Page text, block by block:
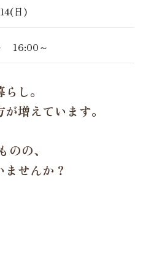
日)
16:00～
し。
増えています。
の、
せんか？